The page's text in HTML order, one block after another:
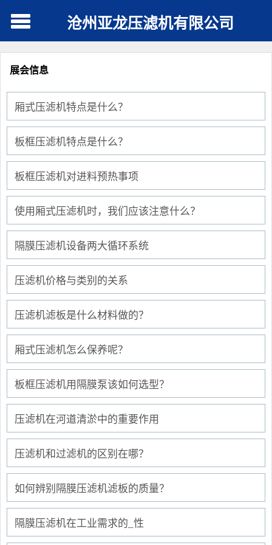
沧州亚龙压滤机有限公司
展会信息
厢式压滤机特点是什么？
板框压滤机特点是什么？
板框压滤机对进料预热事项
使用厢式压滤机时，我们应该注意什么？
隔膜压滤机设备两大循环系统
压滤机价格与类别的关系
压滤机滤板是什么材料做的？
厢式压滤机怎么保养呢？
板框压滤机用隔膜泵该如何选型？
压滤机在河道清淤中的重要作用
压滤机和过滤机的区别在哪？
如何辨别隔膜压滤机滤板的质量？
隔膜压滤机在工业需求的_性